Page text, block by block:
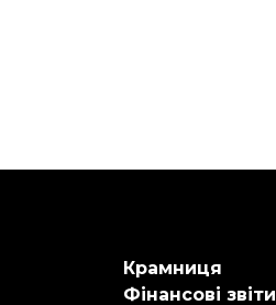
Крамниця
Фінансові звіти